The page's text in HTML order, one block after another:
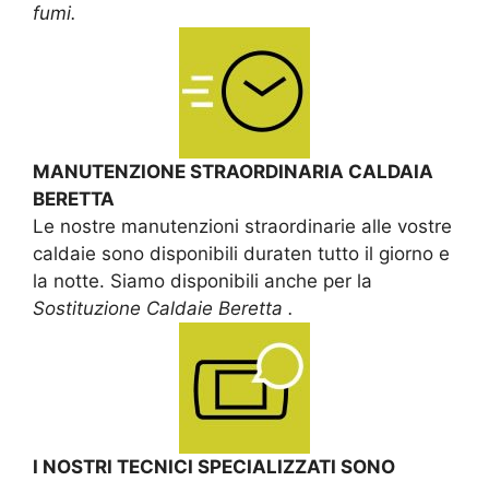
fumi.
MANUTENZIONE STRAORDINARIA CALDAIA
BERETTA
Le nostre manutenzioni straordinarie alle vostre
caldaie sono disponibili duraten tutto il giorno e
la notte. Siamo disponibili anche per la
Sostituzione Caldaie Beretta .
I NOSTRI TECNICI SPECIALIZZATI SONO